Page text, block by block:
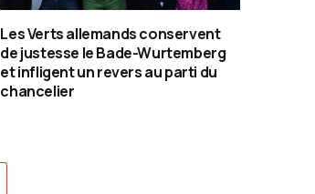
Les Verts allemands conservent
de justesse le Bade-Wurtemberg
et infligent un revers au parti du
chancelier